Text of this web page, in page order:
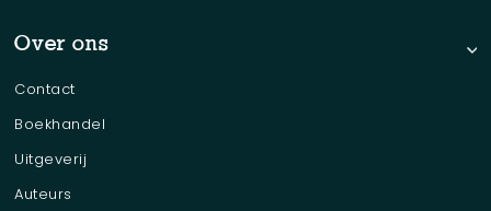
Over ons
Contact
Boekhandel
Uitgeverij
Auteurs